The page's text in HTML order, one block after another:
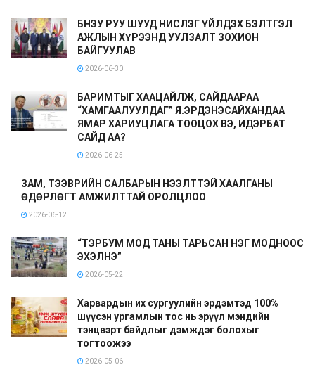
БНЭУ РУУ ШУУД НИСЛЭГ ҮЙЛДЭХ БЭЛТГЭЛ
АЖЛЫН ХҮРЭЭНД УУЛЗАЛТ ЗОХИОН
БАЙГУУЛАВ
2026-06-30
БАРИМТЫГ ХААЦАЙЛЖ, САЙДААРАА
“ХАМГААЛУУЛДАГ” Я.ЭРДЭНЭСАЙХАНДАА
ЯМАР ХАРИУЦЛАГА ТООЦОХ ВЭ, ИДЭРБАТ
САЙД АА?
2026-06-25
ЗАМ, ТЭЭВРИЙН САЛБАРЫН НЭЭЛТТЭЙ ХААЛГАНЫ
ӨДӨРЛӨГТ АМЖИЛТТАЙ ОРОЛЦЛОО
2026-06-12
“ТЭРБУМ МОД ТАНЫ ТАРЬСАН НЭГ МОДНООС
ЭХЭЛНЭ”
2026-05-22
Харвардын их сургуулийн эрдэмтэд 100%
шүүсэн ургамлын тос нь эрүүл мэндийн
тэнцвэрт байдлыг дэмждэг болохыг
тогтоожээ
2026-05-06